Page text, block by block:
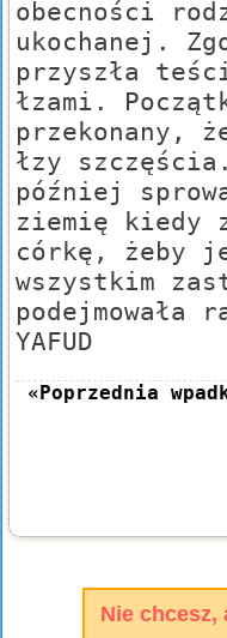
obecności
ukochanej.
przyszła
łzami.
przekonany,
łzy
później
ziemię kiedy
córkę, żeby
wszystkim
podejmowała
YAFUD
«Poprzednia
Nie chcesz,